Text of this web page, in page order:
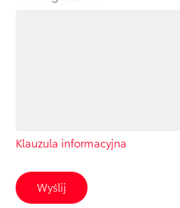
Klauzula informacyjna